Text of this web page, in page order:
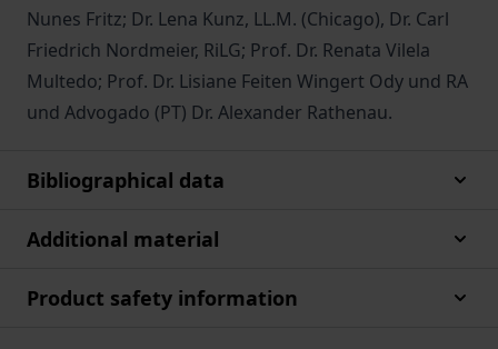
Nunes Fritz; Dr. Lena Kunz, LL.M. (Chicago), Dr. Carl
Friedrich Nordmeier, RiLG; Prof. Dr. Renata Vilela
Multedo; Prof. Dr. Lisiane Feiten Wingert Ody und RA
und Advogado (PT) Dr. Alexander Rathenau.
Bibliographical data
Additional material
Product safety information